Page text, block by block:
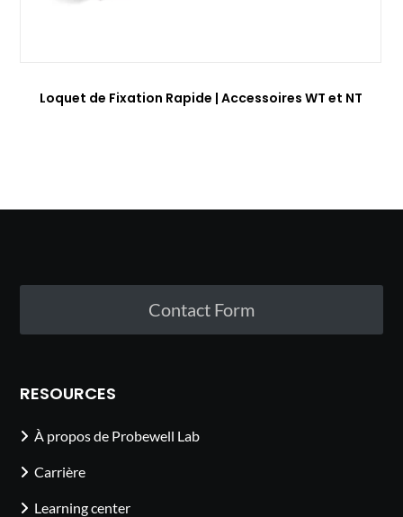
Loquet de Fixation Rapide | Accessoires WT et NT
Contact Form
RESOURCES
À propos de Probewell Lab
Carrière
Learning center